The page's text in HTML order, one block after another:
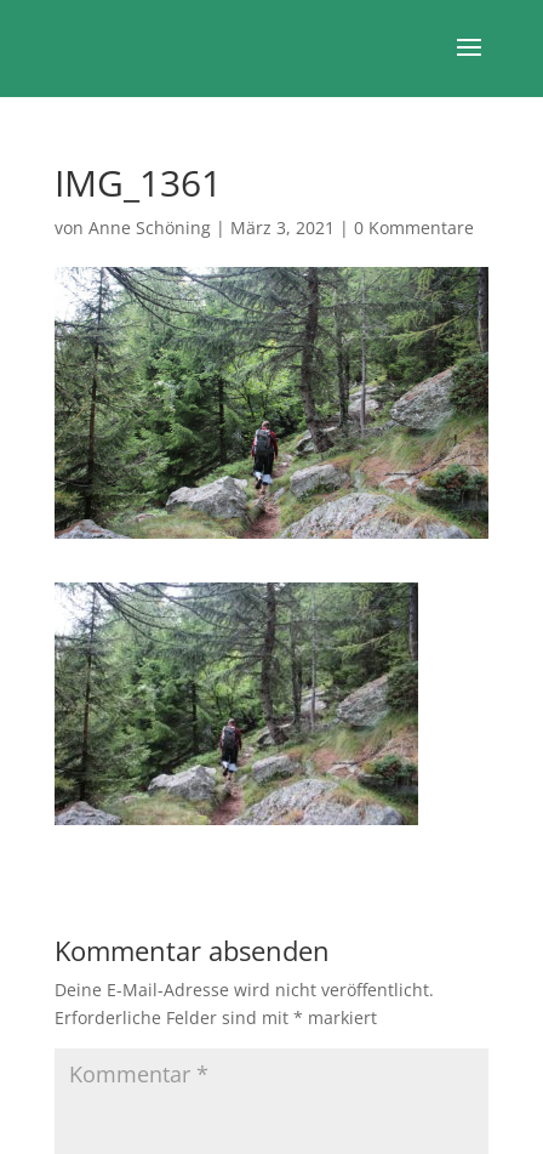
IMG_1361
von Anne Schöning| März 3, 2021 | 0 Kommentare
Kommentar absenden
Deine E-Mail-Adresse wird nicht veröffentlicht.
Erforderliche Felder sind mit * markiert